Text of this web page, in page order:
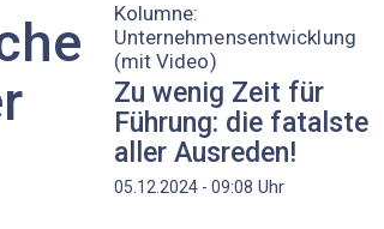
Kolumne:
Unternehmensentwicklung
(mit Video)
Zu wenig Zeit für
Führung: die fatalste
aller Ausreden!
05.12.2024 - 09:08 Uhr